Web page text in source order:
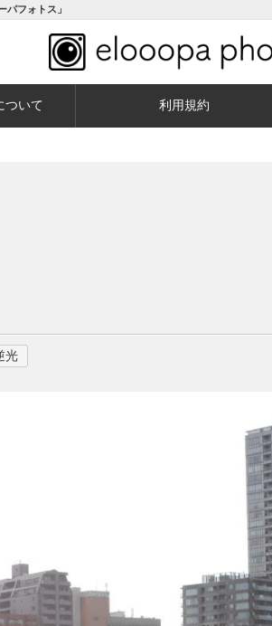
パフォトス」
ついて 利用規約
光